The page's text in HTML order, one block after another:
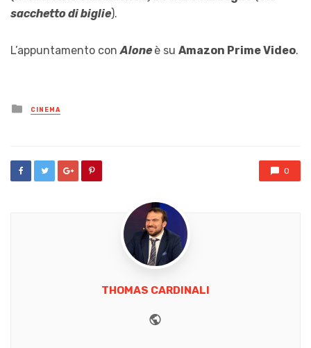
sacchetto di biglie).
L’appuntamento conAloneè su Amazon Prime Video.
Posted
in
CINEMA
0
THOMAS CARDINALI